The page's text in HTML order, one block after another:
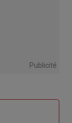
Publicité